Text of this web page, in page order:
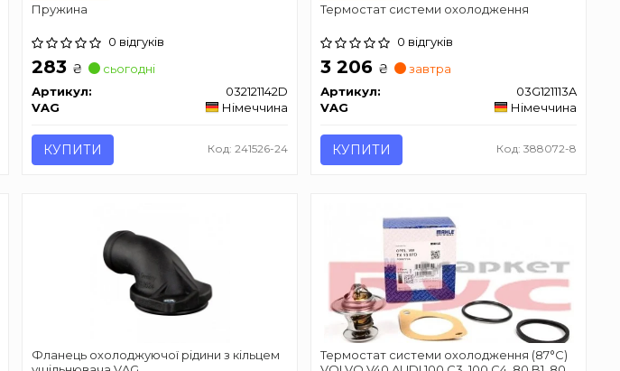
Пружина
0 відгуків
283 ₴
сьогодні
Артикул:
032121142D
VAG
Німеччина
КУПИТИ Код: 241526-24
Термостат системи охолодження
0 відгуків
3 206 ₴
завтра
Артикул:
03G121113A
VAG
Німеччина
КУПИТИ Код: 388072-8
Фланець охолоджуючої рідини з кільцем
Термостат системи охолодження (87°C)